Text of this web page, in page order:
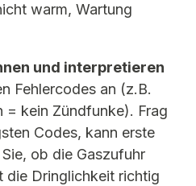
warm, Wartung
und interpretieren
Fehlercodes an (z.B.
= kein Zündfunke). Frag
Codes, kann erste
ob die Gaszufuhr
Dringlichkeit richtig